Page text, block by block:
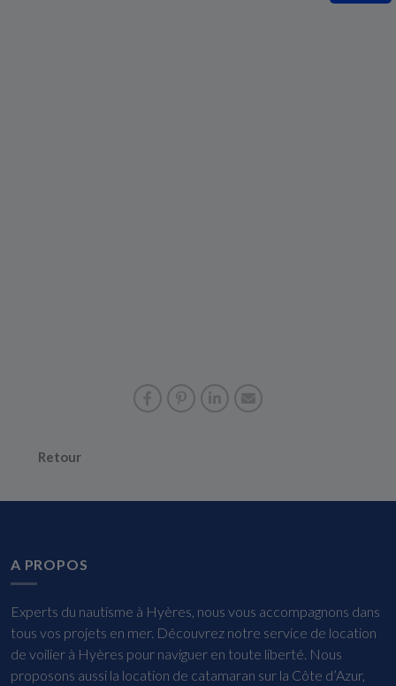
Retour
A PROPOS
Experts du nautisme à Hyères, nous vous accompagnons dans
tous vos projets en mer. Découvrez notre service de location
de voilier à Hyères pour naviguer en toute liberté. Nous
proposons aussi la location de catamaran sur la Côte d’Azur,